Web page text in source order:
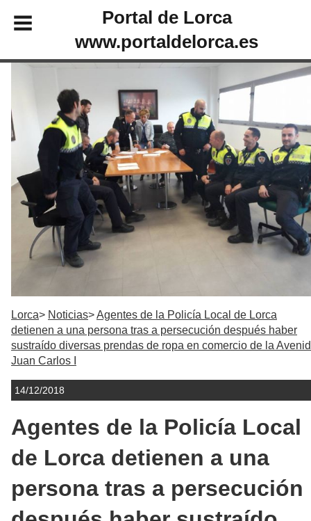
Portal de Lorca
www.portaldelorca.es
Lorca Noticias
Agentes de la Policía Local de Lorca
detienen a una persona tras a persecución después haber
sustraído diversas prendas de ropa en comercio de la
Juan Carlos I
14/12/2018
Agentes de la Policía Local
de Lorca detienen a una
persona tras a persecución